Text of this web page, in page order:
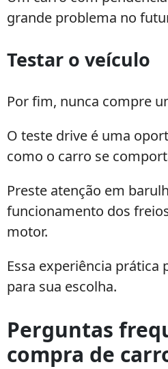
grande problema no
Testar o veículo
Por fim, nunca compre
O teste drive é uma
como o carro se
Preste atenção em
funcionamento dos
motor.
Essa experiência prática
para sua escolha.
Perguntas
compra de